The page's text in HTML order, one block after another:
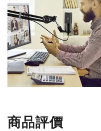
商品評價